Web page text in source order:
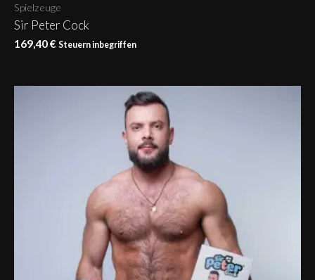
Spielzeuge
Sir Peter Cock
169,40€ Steuern inbegriffen